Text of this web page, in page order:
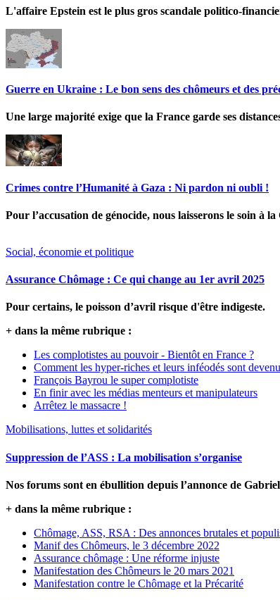
L'affaire Epstein est le plus gros scandale politico-
Guerre en Ukraine : Le bon sens des chômeurs et des
Une large majorité exige que la France garde ses
Crimes contre l’Humanité à Gaza : Ni pardon ni oubli !
Pour l’accusation de génocide, nous laisserons le soin à
Social, économie et politique
Assurance Chômage : Ce qui change au 1er avril 2025
Pour certains, le poisson d’avril risque d'être indigeste.
+ dans la même rubrique :
Les complotistes au pouvoir - Bientôt en France ?
Comment les hyper-riches et leurs inféodés sont
François Bayrou le super complotiste
En finir avec les médias menteurs et manipulateurs
Arrêtez le massacre !
Mobilisations, luttes et solidarités
Suppression de l’ASS : La mobilisation s’organise
Nos forums sont en ébullition depuis l’annonce de
+ dans la même rubrique :
Chômage, ASS, RSA : Des annonces brutales et
Manif des Chômeurs, le 3 décembre 2022
Assurance chômage : Une réforme injuste
Manifestation des Chômeurs le 20 mars 2021
Manifestation contre le Chômage et la Précarité